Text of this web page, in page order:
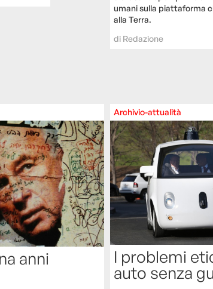
umani sulla piattaforma
alla Terra.
di Redazione
anni
Archivio-attualità
I problemi
auto senza